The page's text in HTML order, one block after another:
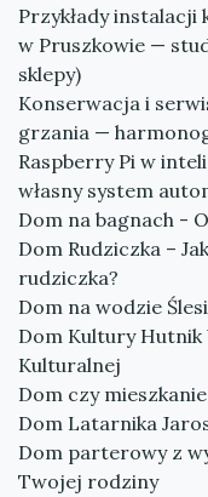
Przykłady
w Pruszkowie —
sklepy)
Konserwacja i
grzania —
Raspberry Pi w
własny system
Dom na bagnach -
Dom Rudziczka –
rudziczka?
Dom na wodzie
Dom Kultury
Kulturalnej
Dom czy
Dom Latarnika
Dom parterowy z
Twojej rodziny